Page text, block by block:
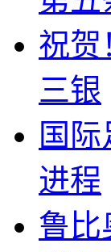
祝贺
三银
国
进程
鲁比